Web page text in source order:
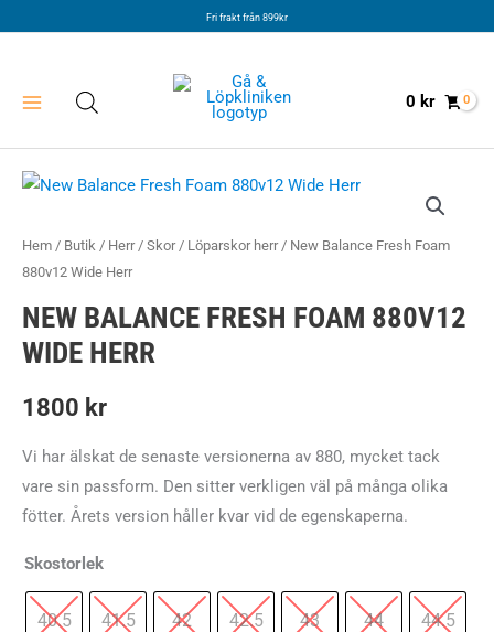
Fri frakt från 899kr
0 kr
Hem / Butik / Herr/ Skor/ Löparskor herr/ New Balance Fresh Foam
880v12 Wide Herr
NEW BALANCE FRESH FOAM 880V12
WIDE HERR
1800 kr
Vi har älskat de senaste versionerna av 880, mycket tack
vare sin passform. Den sitter verkligen väl på många olika
fötter. Årets version håller kvar vid de egenskaperna.
Skostorlek
40.5 41.5 42 42.5 43 44 44.5